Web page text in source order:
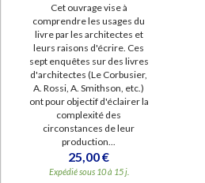
Cet ouvrage vise à
comprendre les usages du
livre par les architectes et
leurs raisons d'écrire. Ces
sept enquêtes sur des livres
d'architectes (Le Corbusier,
A. Rossi, A. Smithson, etc.)
ont pour objectif d'éclairer la
complexité des
circonstances de leur
production...
25,00 €
Expédié sous 10 à 15 j.